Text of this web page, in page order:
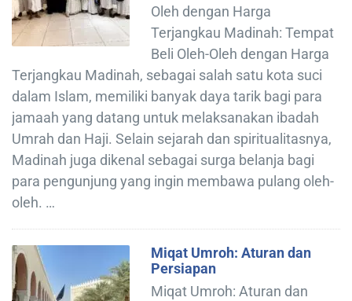
Oleh dengan Harga
Terjangkau Madinah: Tempat
Beli Oleh-Oleh dengan Harga
Terjangkau Madinah, sebagai salah satu kota suci
dalam Islam, memiliki banyak daya tarik bagi para
jamaah yang datang untuk melaksanakan ibadah
Umrah dan Haji. Selain sejarah dan spiritualitasnya,
Madinah juga dikenal sebagai surga belanja bagi
para pengunjung yang ingin membawa pulang oleh-
oleh. …
Miqat Umroh: Aturan dan
Persiapan
Miqat Umroh: Aturan dan